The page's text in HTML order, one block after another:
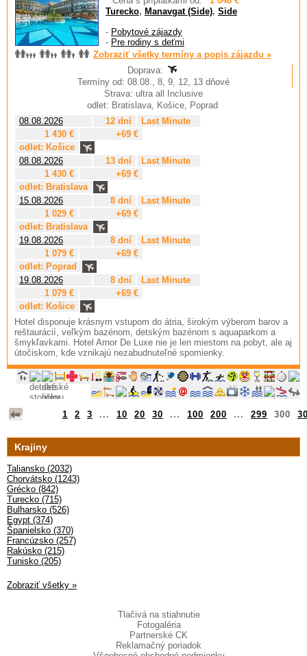
Turecko, Manavgat (Side), Side
- Pobytové zájazdy
- Pre rodiny s deťmi
Zobraziť všetky termíny a popis zájazdu »
Doprava:
Termíny od: 08.08., 8, 9, 12, 13 dňové
Strava: ultra all Inclusive
odlet: Bratislava, Košice, Poprad
08.08.2026
12 dní
Last Minute
1 430 €
+69 €
odlet: Košice
08.08.2026
13 dní
Last Minute
1 430 €
+69 €
odlet: Bratislava
15.08.2026
8 dní
Last Minute
1 029 €
+69 €
odlet: Bratislava
19.08.2026
8 dní
Last Minute
1 079 €
+69 €
odlet: Poprad
19.08.2026
8 dní
Last Minute
1 079 €
+69 €
odlet: Košice
Hotel disponuje krásnym vstupom do átria, širokým výberom barov a
reštaurácií, veľkým bazénom, detským bazénom s aquaparkom a
šmykľavkami. Hotel Arnor De Luxe nie je len miestom na pobyt, ale aj
útočiskom, kde vznikajú nezabudnuteľné spomienky.
1 2 3 ... 10 20 30 ... 100 200 ... 299 300
Krajiny
Taliansko (2032)
Chorvátsko (1243)
Grécko (842)
Turecko (715)
Bulharsko (526)
Egypt (374)
Španielsko (370)
Francúzsko (257)
Rakúsko (215)
Tunisko (205)
Zobraziť všetky »
Tlačivá na stiahnutie
Fotogaléria
Partnerské CK
Reklamačný poriadok